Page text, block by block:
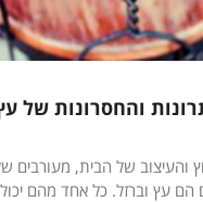
והחסרונות של
והעיצוב של הבית, מעורבים
הם עץ וברזל. כל אחד מהם